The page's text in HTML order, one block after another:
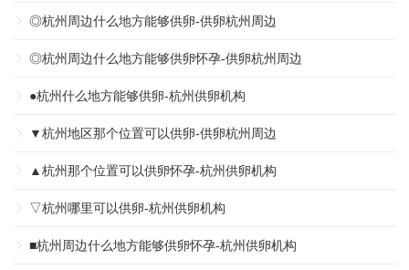
◎杭州周边什么地方能够供卵-供卵杭州周边
◎杭州周边什么地方能够供卵怀孕-供卵杭州周边
●杭州什么地方能够供卵-杭州供卵机构
▼杭州地区那个位置可以供卵-供卵杭州周边
▲杭州那个位置可以供卵怀孕-杭州供卵机构
▽杭州哪里可以供卵-杭州供卵机构
■杭州周边什么地方能够供卵怀孕-杭州供卵机构